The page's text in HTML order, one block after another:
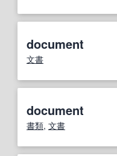
document
文書
document
書類, 文書